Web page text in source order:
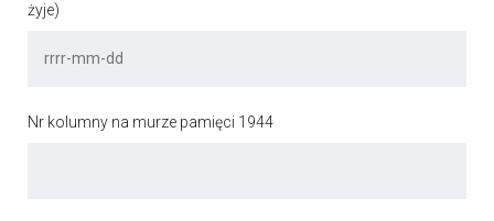
żyje)
Nr kolumny na murze pamięci 1944